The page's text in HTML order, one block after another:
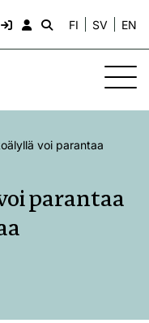
FI SV EN
voi parantaa
parantaa